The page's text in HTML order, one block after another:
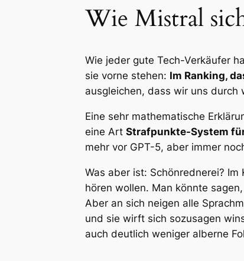
Wie Mistral
Wie jeder gute Tech-Verkäufer
sie vorne stehen: Im Ranking,
ausgleichen, dass wir uns durch
Eine sehr mathematische
eine Art Strafpunkte-System
mehr vor GPT-5, aber immer
Was aber ist: Schönrednerei?
hören wollen. Man könnte
Aber an sich neigen alle
und sie wirft sich sozusagen
auch deutlich weniger alberne